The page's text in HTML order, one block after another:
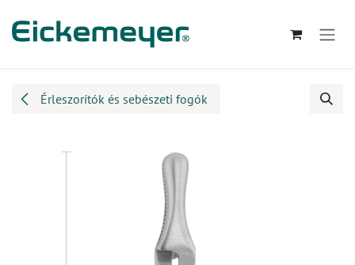
Érleszorítók és sebészeti fogók